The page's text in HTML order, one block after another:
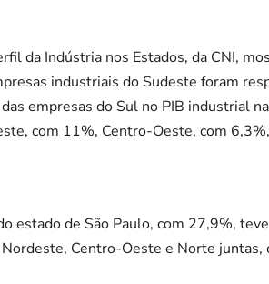
da Indústria nos Estados, da CNI,
industriais do Sudeste foram
empresas do Sul no PIB industrial
com 11%, Centro-Oeste, com
estado de São Paulo, com 27,9%,
Centro-Oeste e Norte juntas,